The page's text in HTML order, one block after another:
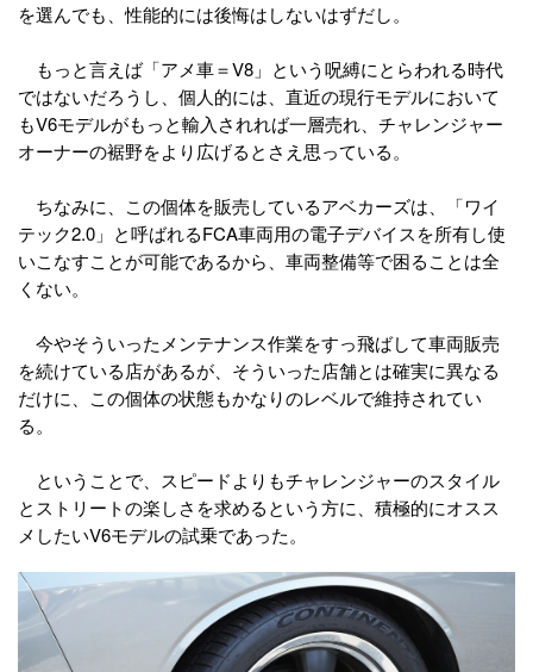
を選んでも、性能的には後悔はしないはずだし。
もっと言えば「アメ車＝V8」という呪縛にとらわれる時代
ではないだろうし、個人的には、直近の現行モデルにおいて
もV6モデルがもっと輸入されれば一層売れ、チャレンジャー
オーナーの裾野をより広げるとさえ思っている。
ちなみに、この個体を販売しているアベカーズは、「ワイ
テック2.0」と呼ばれるFCA車両用の電子デバイスを所有し使
いこなすことが可能であるから、車両整備等で困ることは全
くない。
今やそういったメンテナンス作業をすっ飛ばして車両販売
を続けている店があるが、そういった店舗とは確実に異なる
だけに、この個体の状態もかなりのレベルで維持されてい
る。
ということで、スピードよりもチャレンジャーのスタイル
とストリートの楽しさを求めるという方に、積極的にオスス
メしたいV6モデルの試乗であった。